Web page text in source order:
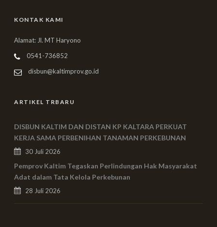
KONTAK KAMI
Alamat: Jl. MT Haryono
0541-736852
disbun@kaltimprov.go.id
ARTIKEL TRBARU
DISBUN KALTIM DAN DISTAN KP KALTARA PERKUAT
KERJA SAMA PERBENIHAN TANAMAN PERKEBUNAN
30 Juli 2026
Pemprov Kaltim Tegaskan Perlindungan Hak Masyarakat
Adat dalam Tata Kelola Perkebunan
28 Juli 2026